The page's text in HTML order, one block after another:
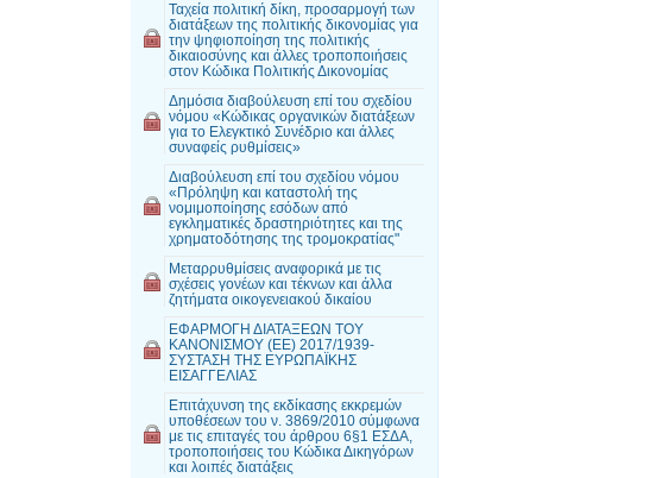
Ταχεία πολιτική δίκη, προσαρμογή των
διατάξεων της πολιτικής δικονομίας για
την ψηφιοποίηση της πολιτικής
δικαιοσύνης και άλλες τροποποιήσεις
στον Κώδικα Πολιτικής Δικονομίας
Δημόσια διαβούλευση επί του σχεδίου
νόμου «Κώδικας οργανικών διατάξεων
για το Ελεγκτικό Συνέδριο και άλλες
συναφείς ρυθμίσεις»
Διαβούλευση επί του σχεδίου νόμου
«Πρόληψη και καταστολή της
νομιμοποίησης εσόδων από
εγκληματικές δραστηριότητες και της
χρηματοδότησης της τρομοκρατίας"
Μεταρρυθμίσεις αναφορικά με τις
σχέσεις γονέων και τέκνων και άλλα
ζητήματα οικογενειακού δικαίου
EΦΑΡΜΟΓΗ ΔΙΑΤΑΞΕΩΝ ΤΟΥ
ΚΑΝΟΝΙΣΜΟΥ (ΕΕ) 2017/1939-
ΣΥΣΤΑΣΗ ΤΗΣ ΕΥΡΩΠΑΪΚΗΣ
ΕΙΣΑΓΓΕΛΙΑΣ
Επιτάχυνση της εκδίκασης εκκρεμών
υποθέσεων του ν. 3869/2010 σύμφωνα
με τις επιταγές του άρθρου 6§1 ΕΣΔΑ,
τροποποιήσεις του Κώδικα Δικηγόρων
και λοιπές διατάξεις